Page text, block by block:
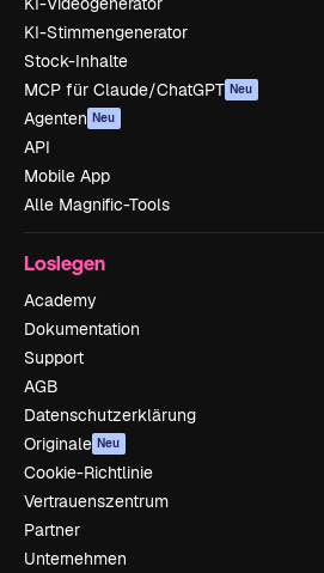
KI-Stimmengenerator
Stock-Inhalte
MCP für Claude/ChatGPT Neu
Agenten Neu
API
Mobile App
Alle Magnific-Tools
Loslegen
Academy
Dokumentation
Support
AGB
Datenschutzerklärung
Originale Neu
Cookie-Richtlinie
Vertrauenszentrum
Partner
Unternehmen